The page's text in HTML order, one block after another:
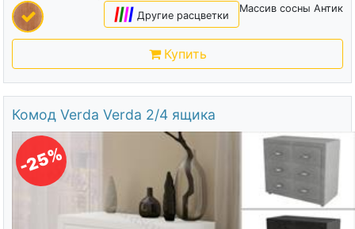
Массив сосны Антик
|||| Другие расцветки
Купить
Комод Verda Verda 2/4 ящика
-25%